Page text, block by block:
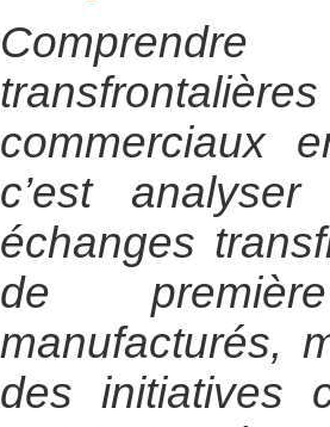
commerciaux
c’est
échanges
de
manufacturés,
des initiatives